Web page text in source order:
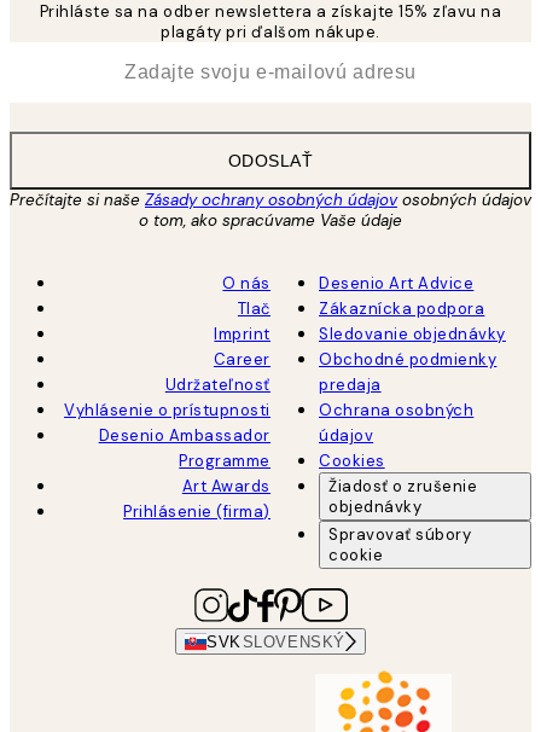
Prihláste sa na odber newslettera a získajte 15% zľavu na
plagáty pri ďalšom nákupe.
ODOSLAŤ
Prečítajte si naše Zásady ochrany osobných údajovosobných údajov
o tom, ako spracúvame Vaše údaje
O nás
Tlač
Imprint
Career
Udržateľnosť
Vyhlásenie o prístupnosti
Desenio Ambassador
Programme
Art Awards
Prihlásenie (firma)
Desenio Art Advice
Zákaznícka podpora
Sledovanie objednávky
Obchodné podmienky
predaja
Ochrana osobných
údajov
Cookies
Žiadosť o zrušenie
objednávky
Spravovať súbory
cookie
SVK SLOVENSKÝ